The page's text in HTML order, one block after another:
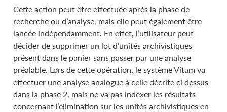
Cette action peut être effectuée après la phase de
recherche ou d’analyse, mais elle peut également être
lancée indépendamment. En effet, l’utilisateur peut
décider de supprimer un lot d’unités archivistiques
présent dans le panier sans passer par une analyse
préalable. Lors de cette opération, le système Vitam va
effectuer une analyse analogue à celle décrite ci dessus
dans la phase 2, mais ne va pas indexer les résultats
concernant l’élimination sur les unités archivistiques en